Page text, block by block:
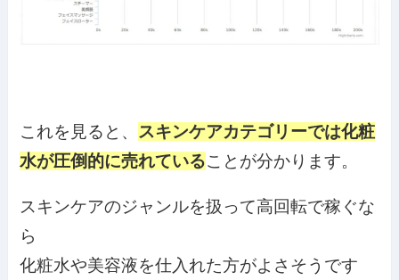
これを見ると、 スキンケアカテゴリーでは化粧
水が圧倒的に売れていることが分かります。
スキンケアのジャンルを扱って高回転で稼ぐな
ら
化粧水や美容液を仕入れた方がよさそうです